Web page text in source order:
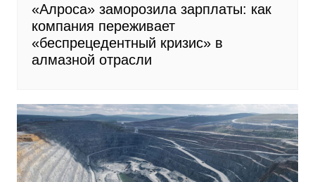
«Алроса» заморозила зарплаты: как
компания переживает
«беспрецедентный кризис» в
алмазной отрасли